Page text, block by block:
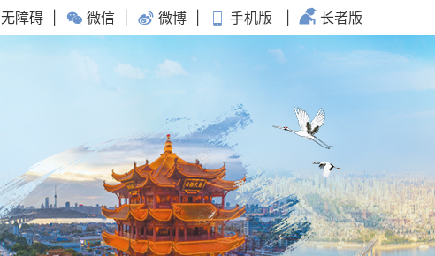
无障碍 微信 微博 手机版 长者版